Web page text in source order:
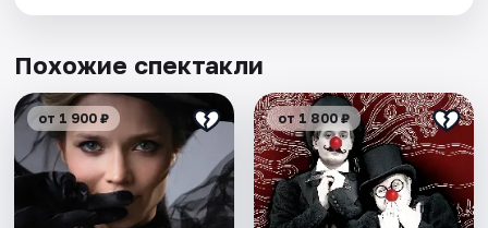
Похожие спектакли
от 1 900 ₽ от 1 800 ₽